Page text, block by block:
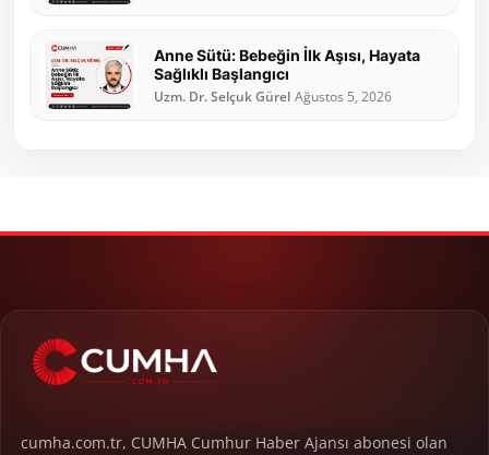
Anne Sütü: Bebeğin İlk Aşısı, Hayata
Sağlıklı Başlangıcı
Uzm. Dr. Selçuk Gürel Ağustos 5, 2026
cumha.com.tr, CUMHA Cumhur Haber Ajansı abonesi olan